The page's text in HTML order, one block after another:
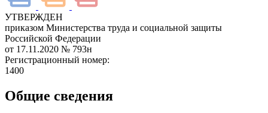
УТВЕРЖДЕН
приказом Министерства труда и социальной защиты
Российской Федерации
от 17.11.2020 № 793н
Регистрационный номер:
1400
Общие сведения